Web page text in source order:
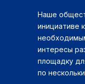
Наше
инициативе
интересы
площадку
по